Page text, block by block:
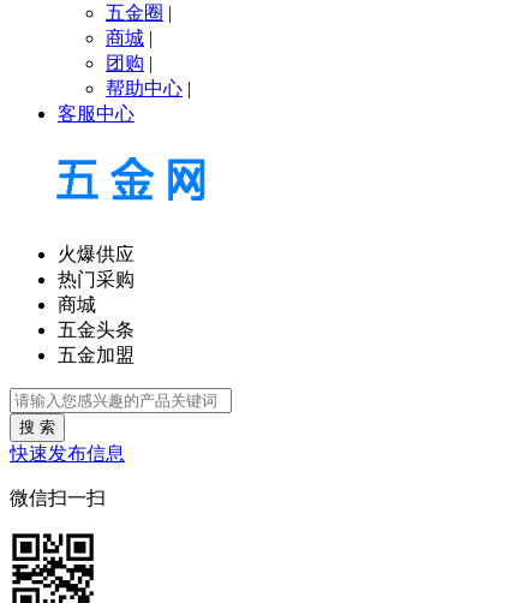
五金圈 |
商城 |
团购 |
帮助中心 |
客服中心
火爆供应
热门采购
商城
五金头条
五金加盟
搜 索
快速发布信息
微信扫一扫